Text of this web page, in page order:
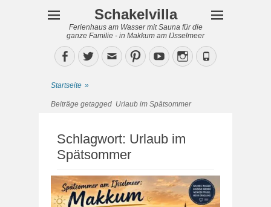
Schakelvilla
Ferienhaus am Wasser mit Sauna für die
ganze Familie - in Makkum am IJsselmeer
Facebook
TwitterEmailPinterestYouTubeInstagram
Phone
Startseite »
Beiträge getagged Urlaub im Spätsommer
Schlagwort: Urlaub im
Spätsommer